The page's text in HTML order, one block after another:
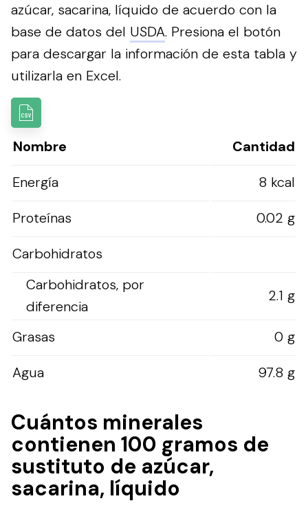
azúcar, sacarina, líquido de acuerdo con la
base de datos del USDA. Presiona el botón
para descargar la información de esta tabla y
utilizarla en Excel.
Nombre
Cantidad
Energía
8 kcal
Proteínas
0.02 g
Carbohidratos
Carbohidratos, por
diferencia
2.1 g
Grasas
0 g
Agua
97.8 g
Cuántos minerales
contienen 100 gramos de
sustituto de azúcar,
sacarina, líquido